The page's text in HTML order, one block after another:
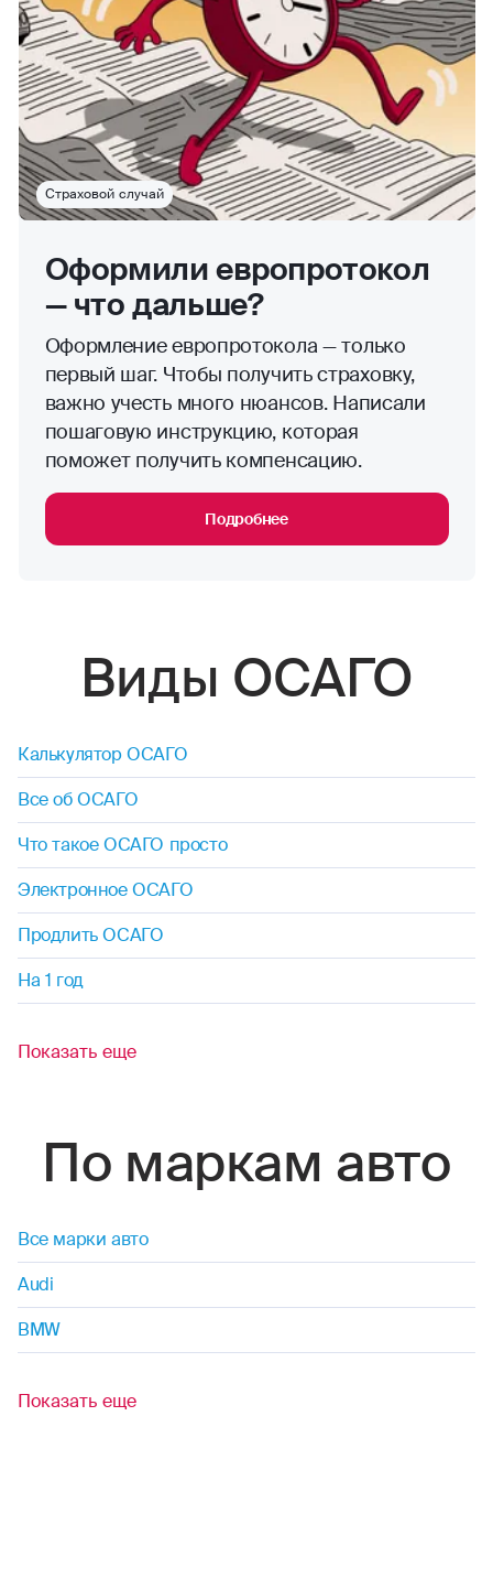
Страховой случай
Оформили европротокол
— что дальше?
Оформление европротокола — только
первый шаг. Чтобы получить страховку,
важно учесть много нюансов. Написали
пошаговую инструкцию, которая
поможет получить компенсацию.
Подробнее
Виды ОСАГО
Калькулятор ОСАГО
Все об ОСАГО
Что такое ОСАГО просто
Электронное ОСАГО
Продлить ОСАГО
На 1 год
Показать еще
По маркам авто
Все марки авто
Audi
BMW
Показать еще